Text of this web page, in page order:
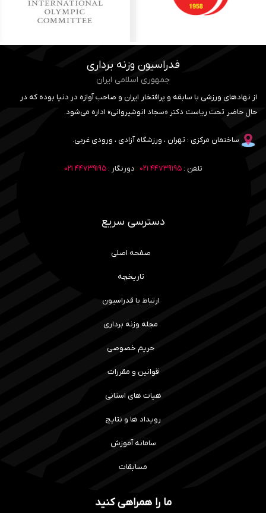
فدراسیون وزنه برداری
جمهوری اسلامی ایران
از نهادهای ورزشی با سابقه و پرافتخار ایران و صاحب آوازه در دنیا بوده که در
حال حاضر تحت ریاست دکتر «سجاد انوشیروانی» اداره می‌شود.
ساختمان مرکزی : تهران ، ورزشگاه آزادی ، ورودی غربی.
تلفن :۴۴۷۳۹۱۹۵ ۰۲۱ دورنگار :۴۴۷۳۹۱۹۵ ۰۲۱
دسترسی سریع
صفحه اصلی
تاریخچه
ارتباط با فدراسیون
مجله وزنه برداری
حریم خصوصی
قوانین و مقررات
هیات های استانی
رویداد ها و نتایج
سامانه آموزش
مسابقات
ما را همراهی کنید